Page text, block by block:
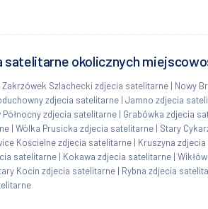
satelitarne okolicznych
Zakrzówek Szlachecki zdjecia satelitarne | Nowy
zdjecia satelitarne | Jamno zdjecia
Północny zdjecia satelitarne | Grabówka zdjecia
| Wólka Prusicka zdjecia satelitarne | Stary
Kościelne zdjecia satelitarne | Kruszyna
satelitarne | Kokawa zdjecia satelitarne |
Kocin zdjecia satelitarne | Rybna zdjecia